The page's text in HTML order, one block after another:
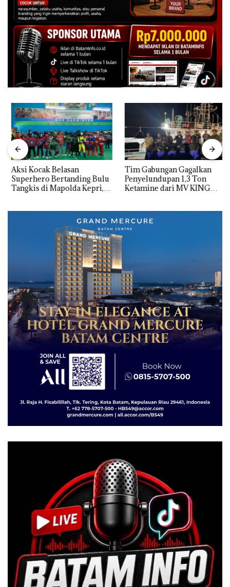
Aksi Kocak Belasan
Superhero Bertanding Bulu
Tangkis di Mapolda Kepri,
Tim Gabungan Gagalkan
Penyelundupan 1,3 Ton
Ketamine dari MV KING